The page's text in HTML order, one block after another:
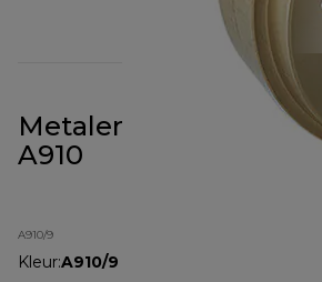
Metalen vorm voor
A910
A910/9
Kleur:A910/9